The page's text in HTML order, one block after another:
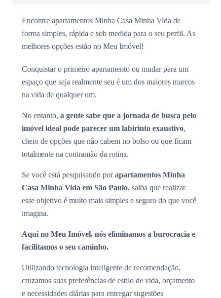
Encontre apartamentos Minha Casa Minha Vida de
forma simples, rápida e sob medida para o seu perfil. As
melhores opções estão no Meu Imóvel!
Conquistar o primeiro apartamento ou mudar para um
espaço que seja realmente seu é um dos maiores marcos
na vida de qualquer um.
No entanto, a gente sabe que a jornada de busca pelo
imóvel ideal pode parecer um labirinto exaustivo,
cheio de opções que não cabem no bolso ou que ficam
totalmente na contramão da rotina.
Se você está pesquisando porapartamentos Minha
Casa Minha Vida em São Paulo, saiba que realizar
esse objetivo é muito mais simples e seguro do que você
imagina.
Aqui no Meu Imóvel, nós eliminamos a burocracia e
facilitamos o seu caminho.
Utilizando tecnologia inteligente de recomendação,
cruzamos suas preferências de estilo de vida, orçamento
e necessidades diárias para entregar sugestões